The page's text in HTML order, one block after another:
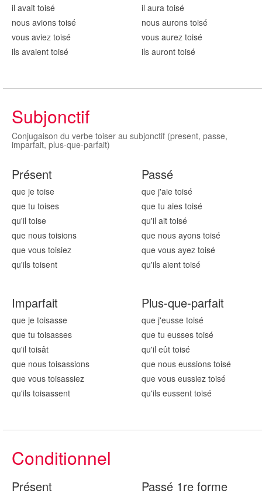
il avait toisé
nous avions toisé
vous aviez toisé
ils avaient toisé
il aura toisé
nous aurons toisé
vous aurez toisé
ils auront toisé
Subjonctif
Conjugaison du verbe toiser au subjonctif (present, passe,
imparfait, plus-que-parfait)
Présent
que je toise
que tu toises
qu'il toise
que nous toisions
que vous toisiez
qu'ils toisent
Passé
que j'aie toisé
que tu aies toisé
qu'il ait toisé
que nous ayons toisé
que vous ayez toisé
qu'ils aient toisé
Imparfait
que je toisasse
que tu toisasses
qu'il toisât
que nous toisassions
que vous toisassiez
qu'ils toisassent
Plus-que-parfait
que j'eusse toisé
que tu eusses toisé
qu'il eût toisé
que nous eussions toisé
que vous eussiez toisé
qu'ils eussent toisé
Conditionnel
Présent Passé 1re forme